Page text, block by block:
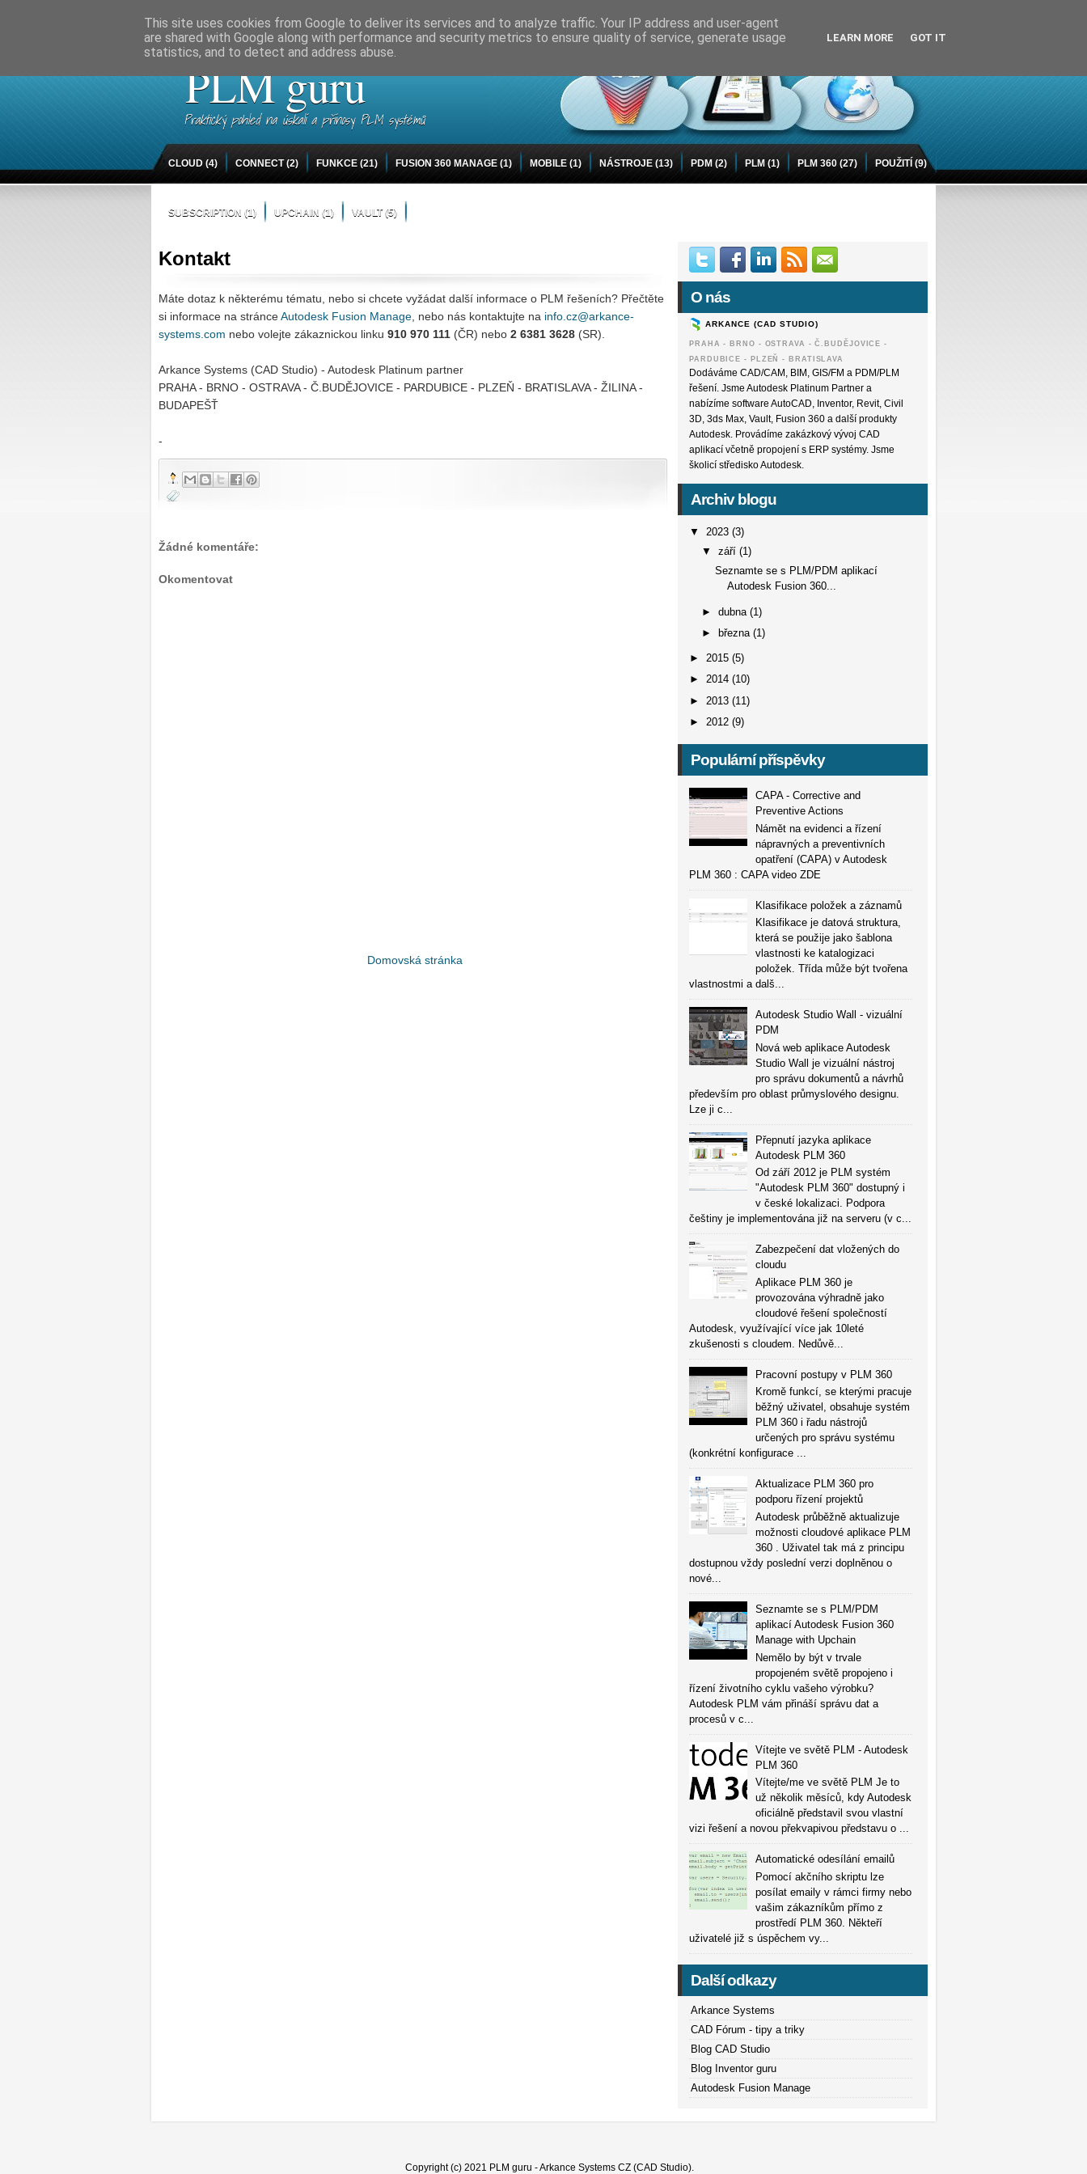
Home Co je PLM Kontakt
PLM guru
Praktický pohled na úskalí a přínosy PLM systémů
CLOUD (4) CONNECT (2) FUNKCE (21) FUSION 360 MANAGE (1) MOBILE (1) NÁSTROJE (13) PDM (2) PLM (1) PLM 360 (27) POUŽITÍ (9)
SUBSCRIPTION (1) UPCHAIN (1) VAULT (5)
Kontakt
Máte dotaz k některému tématu, nebo si chcete vyžádat další informace o PLM řešeních? Přečtěte
si informace na stránceAutodesk Fusion Manage , nebo nás kontaktujte na info.cz@arkance-
systems.com nebo volejte zákaznickou linku 910 970 111 (ČR) nebo 2 6381 3628 (SR).
Arkance Systems (CAD Studio) - Autodesk Platinum partner
PRAHA - BRNO - OSTRAVA - Č.BUDĚJOVICE - PARDUBICE - PLZEŇ - BRATISLAVA - ŽILINA -
BUDAPEŠŤ
-
Žádné komentáře:
Okomentovat
Domovská stránka
O nás
ARKANCE (CAD STUDIO)
PRAHA - BRNO - OSTRAVA - Č.BUDĚJOVICE -
PARDUBICE - PLZEŇ - BRATISLAVA
Dodáváme CAD/CAM, BIM, GIS/FM a PDM/PLM
řešení. Jsme Autodesk Platinum Partner a
nabízíme software AutoCAD, Inventor, Revit, Civil
3D, 3ds Max, Vault, Fusion 360 a další produkty
Autodesk. Provádíme zakázkový vývoj CAD
aplikací včetně propojení s ERP systémy. Jsme
školicí středisko Autodesk.
Archiv blogu
▼ 2023 (3)
▼září(1)
Seznamte se s PLM/PDM aplikací
Autodesk Fusion 360...
►dubna(1)
►
března(1)
► 2015 (5)
► 2014 (10)
► 2013 (11)
► 2012 (9)
Populární příspěvky
CAPA - Corrective and
Preventive Actions
Námět na evidenci a řízení
nápravných a preventivních
opatření (CAPA) v Autodesk
PLM 360 : CAPA video ZDE
Klasifikace položek a záznamů
Klasifikace je datová struktura,
která se použije jako šablona
vlastnosti ke katalogizaci
položek. Třída může být tvořena
vlastnostmi a dalš...
Autodesk Studio Wall - vizuální
PDM
Nová web aplikace Autodesk
Studio Wall je vizuální nástroj
pro správu dokumentů a návrhů
především pro oblast průmyslového designu.
Lze ji c...
Přepnutí jazyka aplikace
Autodesk PLM 360
Od září 2012 je PLM systém
"Autodesk PLM 360" dostupný i
v české lokalizaci. Podpora
češtiny je implementována již na serveru (v c...
Zabezpečení dat vložených do
cloudu
Aplikace PLM 360 je
provozována výhradně jako
cloudové řešení společností
Autodesk, využívající více jak 10leté
zkušenosti s cloudem. Nedůvě...
Pracovní postupy v PLM 360
Kromě funkcí, se kterými pracuje
běžný uživatel, obsahuje systém
PLM 360 i řadu nástrojů
určených pro správu systému
(konkrétní konfigurace ...
Aktualizace PLM 360 pro
podporu řízení projektů
Autodesk průběžně aktualizuje
možnosti cloudové aplikace PLM
360 . Uživatel tak má z principu
dostupnou vždy poslední verzi doplněnou o
nové...
Seznamte se s PLM/PDM
aplikací Autodesk Fusion 360
Manage with Upchain
Nemělo by být v trvale
propojeném světě propojeno i
řízení životního cyklu vašeho výrobku?
Autodesk PLM vám přináší správu dat a
procesů v c...
Vítejte ve světě PLM - Autodesk
PLM 360
Vítejte/me ve světě PLM Je to
už několik měsíců, kdy Autodesk
oficiálně představil svou vlastní
vizi řešení a novou překvapivou představu o ...
Automatické odesílání emailů
Pomocí akčního skriptu lze
posílat emaily v rámci firmy nebo
vašim zákazníkům přímo z
prostředí PLM 360. Někteří
uživatelé již s úspěchem vy...
Další odkazy
Arkance Systems
CAD Fórum - tipy a triky
Blog CAD Studio
Blog Inventor guru
Autodesk Fusion Manage
Copyright (c) 2021 PLM guru -Arkance Systems CZ (CAD Studio).
This site uses cookies from Google to deliver its services and to analyze traffic. Your IP address and user-agent
are shared with Google along with performance and security metrics to ensure quality of service, generate usage
statistics, and to detect and address abuse.
LEARN MORE GOT IT